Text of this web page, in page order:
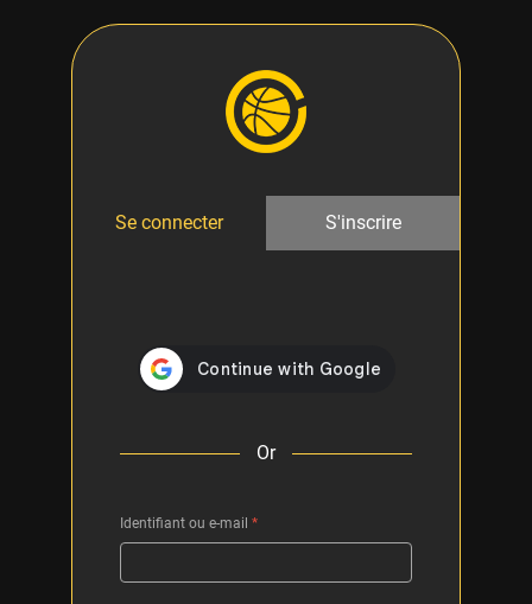
Se connecter S'inscrire
Or
Identifiant ou e-mail *